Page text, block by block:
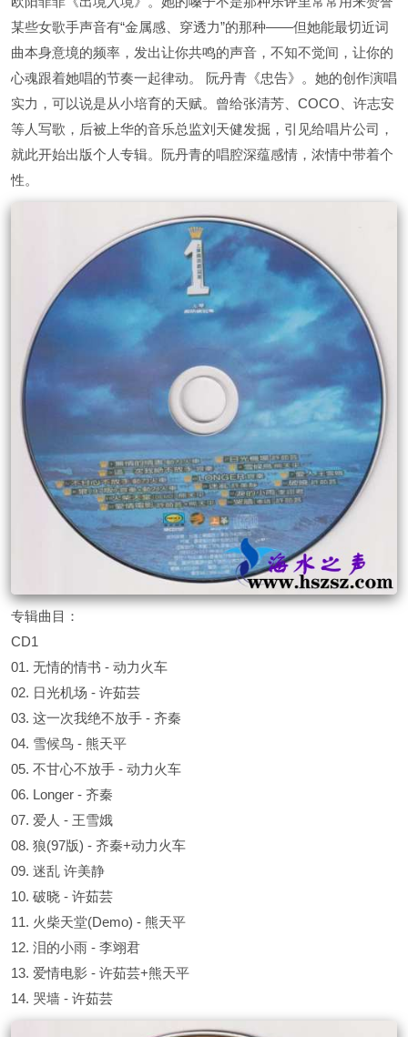
某些女歌手声音有“金属感、穿透力”的那种——但她能最切近词
曲本身意境的频率，发出让你共鸣的声音，不知不觉间，让你的
心魂跟着她唱的节奏一起律动。 阮丹青《忠告》。她的创作演唱
实力，可以说是从小培育的天赋。曾给张清芳、COCO、许志安
等人写歌，后被上华的音乐总监刘天健发掘，引见给唱片公司，
就此开始出版个人专辑。阮丹青的唱腔深蕴感情，浓情中带着个
性。
专辑曲目：
CD1
01. 无情的情书 - 动力火车
02. 日光机场 - 许茹芸
03. 这一次我绝不放手 - 齐秦
04. 雪候鸟 - 熊天平
05. 不甘心不放手 - 动力火车
06. Longer - 齐秦
07. 爱人 - 王雪娥
08. 狼(97版) - 齐秦+动力火车
09. 迷乱 许美静
10. 破晓 - 许茹芸
11. 火柴天堂(Demo) - 熊天平
12. 泪的小雨 - 李翊君
13. 爱情电影 - 许茹芸+熊天平
14. 哭墙 - 许茹芸